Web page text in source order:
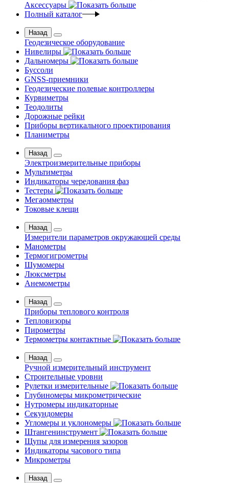
Аксессуары
Полный каталог
Назад
Геодезическое оборудование
Нивелиры
Дальномеры
Буссоли
GNSS-приемники
Геодезические полевые контроллеры
Курвиметры
Теодолиты
Дорожные рейки
Приборы вертикального проектирования
Планиметры
Назад
Электроизмерительные приборы
Мультиметры
Индикаторы чередования фаз
Тестеры
Мегаомметры
Токовые клещи
Назад
Измерители параметров окружающей среды
Манометры
Термогигрометры
Шумомеры
Люксметры
Анемометры
Назад
Приборы теплового контроля
Тепловизоры
Пирометры
Термометры контактные
Назад
Ручной измерительный инструмент
Строительные уровни
Рулетки измерительные
Глубиномеры микрометрические
Нутромеры индикаторные
Секундомеры
Угломеры и уклономеры
Штангенинструмент
Щупы для измерения зазоров
Индикаторы часового типа
Микрометры
Назад